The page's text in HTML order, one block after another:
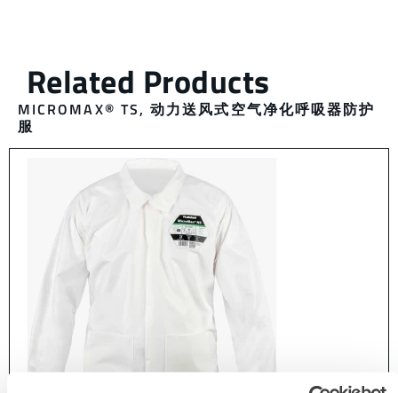
MICROMAX® TS,动力送风式空气净化呼吸器防护
服